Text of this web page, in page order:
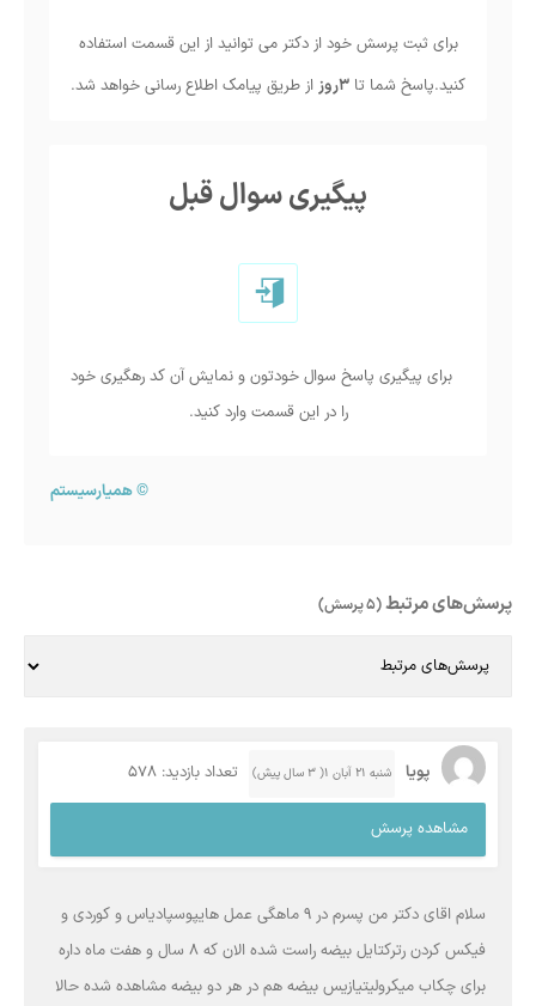
برای ثبت پرسش خود از دکتر می توانید از این قسمت استفاده
کنید.پاسخ شما تا 3روز از طریق پیامک اطلاع رسانی خواهد شد.
پیگیری سوال قبل
برای پیگیری پاسخ سوال خودتون و نمایش آن کد رهگیری خود
را در این قسمت وارد کنید.
©همیارسیستم
پرسش‌های مرتبط(5 پرسش)
پویا شنبه ۲۱ آبان ۱( 3 سال پیش) تعداد بازدید: 578
مشاهده پرسش
سلام اقای دکتر من پسرم در 9 ماهگی عمل هایپوسپادیاس و کوردی و
فیکس کردن رترکتایل بیضه راست شده الان که 8 سال و هفت ماه داره
برای چکاب میکرولیتیازیس بیضه هم در هر دو بیضه مشاهده شده حالا